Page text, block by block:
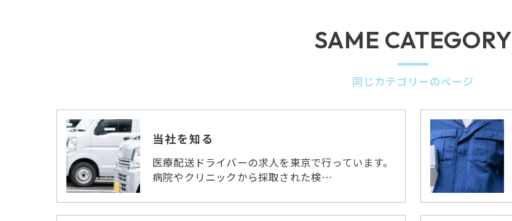
同じカテゴリーのページ
SAME CATEGORY
当社を知る
医療配送ドライバーの求人を東京で行っています。
病院やクリニックから採取された検…